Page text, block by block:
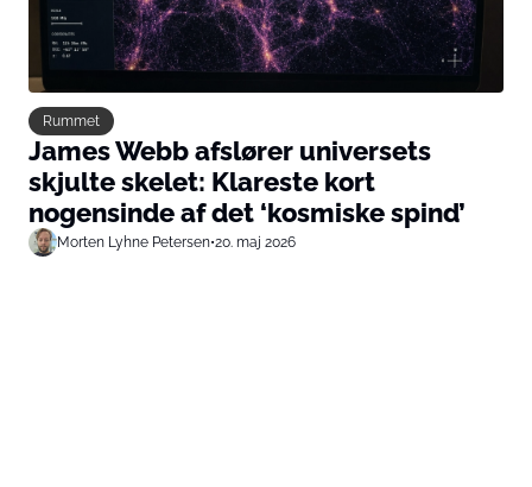
Rummet
James Webb afslører universets
skjulte skelet: Klareste kort
nogensinde af det ‘kosmiske spind’
Morten Lyhne Petersen•20. maj 2026